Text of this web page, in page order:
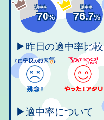
適中率
70%
適中率
76.7%
▶昨日の適中率比較
▶適中率について